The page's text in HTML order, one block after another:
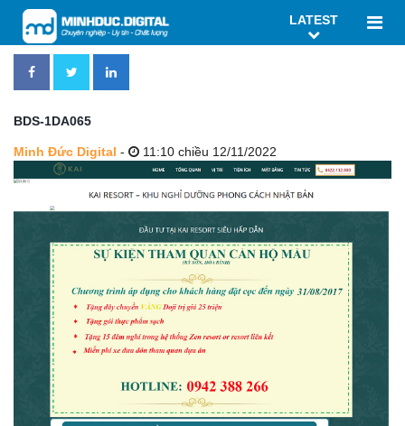
LATEST
BDS-1DA065
Minh Đức Digital - 11:10 chiều 12/11/2022